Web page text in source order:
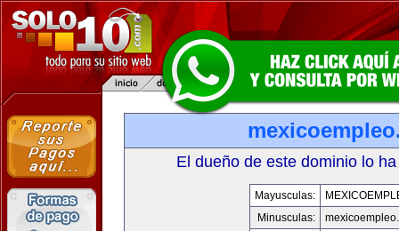
El dueño de este dominio lo
Mayusculas:
Minusculas: